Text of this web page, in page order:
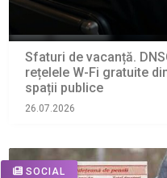
Sfaturi de vacanță.
rețelele W-Fi gratuite
spații publice
26.07.2026
SOCIAL